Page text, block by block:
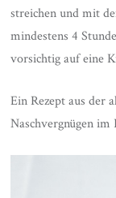
streichen und mit
mindestens 4
vorsichtig auf eine
Ein Rezept aus der
Naschvergnügen